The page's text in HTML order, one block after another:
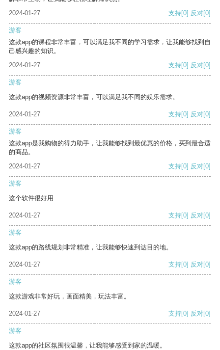
2024-01-27
支持[0] 反对[0]
游客
这款app的课程非常丰富，可以满足我不同的学习需求，让我能够找到自
己感兴趣的知识。
2024-01-27
支持[0] 反对[0]
游客
这款app的视频资源非常丰富，可以满足我不同的娱乐需求。
2024-01-27 支持[0] 反对[0]
游客
这款app是我购物的得力助手，让我能够找到最优惠的价格，买到最合适
的商品。
2024-01-27
支持[0] 反对[0]
游客
这个软件很好用
2024-01-27 支持[0] 反对[0]
游客
这款app的路线规划非常精准，让我能够快速到达目的地。
2024-01-27 支持[0] 反对[0]
游客
这款游戏非常好玩，画面精美，玩法丰富。
2024-01-27 支持[0] 反对[0]
游客
这款app的社区氛围很温馨，让我能够感受到家的温暖。